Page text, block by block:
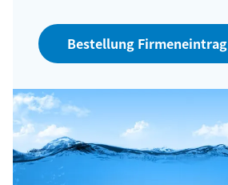
Bestellung Firmeneintrag